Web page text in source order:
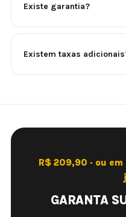
Existe garantia?
Existem taxas
R$ 209,90 · ou em
GARANTA